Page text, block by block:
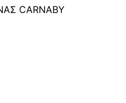
CARNABY